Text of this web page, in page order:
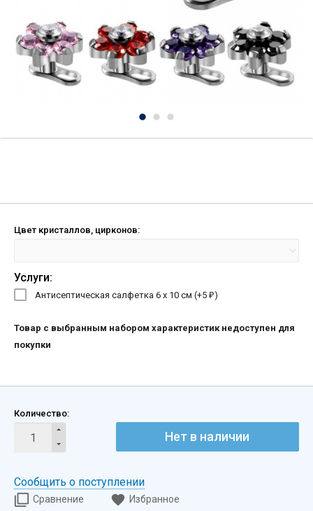
Цвет кристаллов, цирконов:
Услуги:
Антисептическая салфетка 6 х 10 см (+5 ₽)
Товар с выбранным набором характеристик недоступен для
покупки
Количество:
Нет в наличии
Сообщить о поступлении
Сравнение Избранное